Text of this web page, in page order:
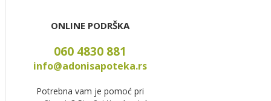
ONLINE PODRŠKA
060 4830 881
info@adonisapoteka.rs
Potrebna vam je pomoć pri